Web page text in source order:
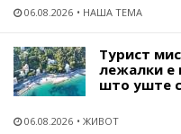
06.08.2026 НАША ТЕМА
Турист
лежалки е
што уште
06.08.2026 ЖИВОТ